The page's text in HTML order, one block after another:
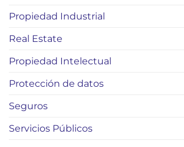
Propiedad Industrial
Real Estate
Propiedad Intelectual
Protección de datos
Seguros
Servicios Públicos